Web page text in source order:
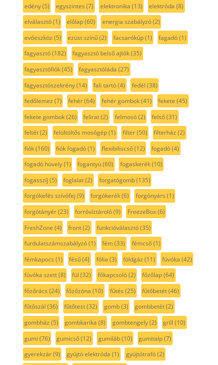
edény(5) egyszintes (7) elektronika (13) elektróda (8)
elválasztó(1) előlap(60) energia szabályzó(2)
evőeszköz (5) ezüst színű(2) facsarókúp(1) fagadó(1)
fagyasztó(182) fagyasztó belső ajtók(35)
fagyasztófiók(45) fagyasztóláda (27)
fagyasztószekrény(14) fali tartó(4) fedél (38)
fedőlemez (7) fehér(64) fehér gombok(41) fekete (45)
fekete gombok(26) felirat(2) felmosó(2) felső(31)
feltét(2) felültöltős mosógép(1) filter(50) filterház (2)
fiók(160) fiók fogadó(1) flexibiliscső(12) fogadó(4)
fogadó hüvely(1) fogantyú(60) fogaskerék(10)
fogasszíj (5) foglalat(2) forgatógomb(135)
forgókefés szívófej (9) forgókerék(6) forgónyárs (1)
forgótányér(23) forróvíztároló(9) FreezeBox(6)
FreshZone (4) front(2) funkcióválasztó(35)
furdulatszámszabályzó(1) fém(33) fémcső(1)
fémkapocs (1) fésű(4) fólia (3) földgáz (11) fúvóka (42)
fúvóka szett(8) fül (32) főkapcsoló(2) főzőlap(64)
főzőrács (24) főzőzóna (10) fűtés (25) fűtőbetét(46)
fűtőszál (36) fűtőtest(32) gomb(3) gombbetét(2)
gombház (5) gombkarika (8) gombtengely(2) grill (10)
gumi (76) gumicső(12) gumiláb(10) gumitalp(7)
gyerekzár(9) gyújtó elektróda (1) gyújtótrafó(2)